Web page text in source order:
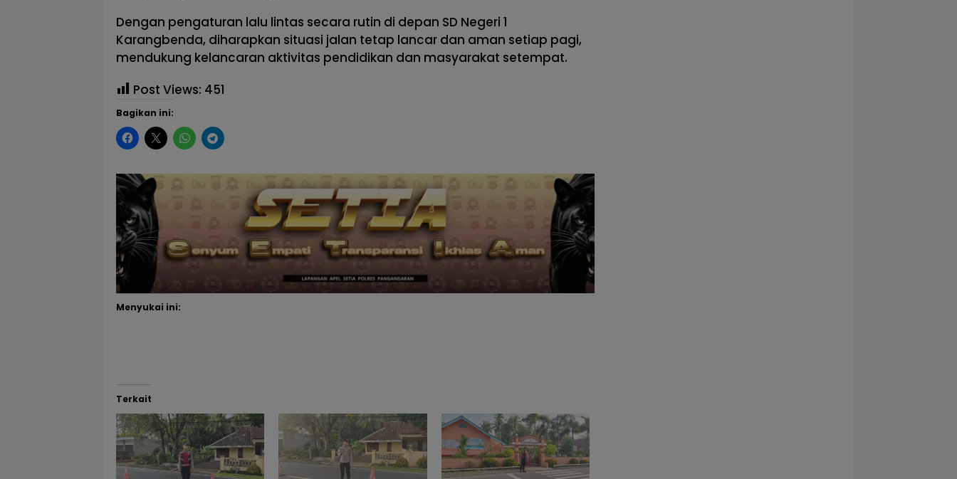
Dengan pengaturan lalu lintas secara rutin di depan SD Negeri 1
Karangbenda, diharapkan situasi jalan tetap lancar dan aman setiap pagi,
mendukung kelancaran aktivitas pendidikan dan masyarakat setempat.
Post Views: 451
Bagikan ini:
Menyukai ini:
Terkait